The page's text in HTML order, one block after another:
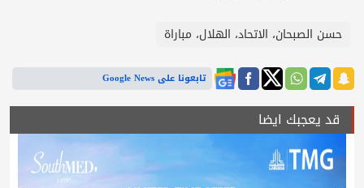
حسن الصبحان، الاتحاد، الهلال، مباراة
تابعونا على Google News
قد يعجبك ايضا